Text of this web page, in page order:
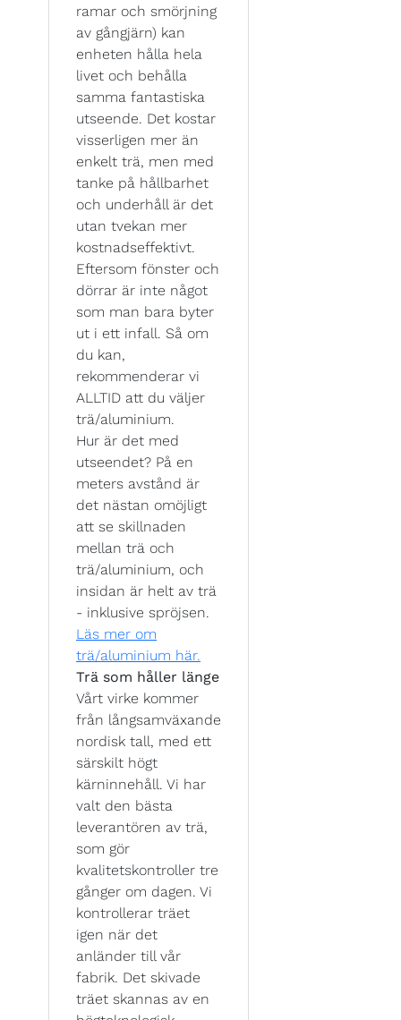
ramar och smörjning
av gångjärn) kan
enheten hålla hela
livet och behålla
samma fantastiska
utseende. Det kostar
visserligen mer än
enkelt trä, men med
tanke på hållbarhet
och underhåll är det
utan tvekan mer
kostnadseffektivt.
Eftersom fönster och
dörrar är inte något
som man bara byter
ut i ett infall. Så om
du kan,
rekommenderar vi
ALLTID att du väljer
trä/aluminium.
Hur är det med
utseendet? På en
meters avstånd är
det nästan omöjligt
att se skillnaden
mellan trä och
trä/aluminium, och
insidan är helt av trä
- inklusive spröjsen.
Läs mer om
trä/aluminium här.
Trä som håller länge
Vårt virke kommer
från långsamväxande
nordisk tall, med ett
särskilt högt
kärninnehåll. Vi har
valt den bästa
leverantören av trä,
som gör
kvalitetskontroller tre
gånger om dagen. Vi
kontrollerar träet
igen när det
anländer till vår
fabrik. Det skivade
träet skannas av en